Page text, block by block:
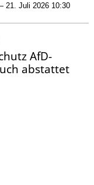
21. Juli 2026 10:30
AfD-
abstattet